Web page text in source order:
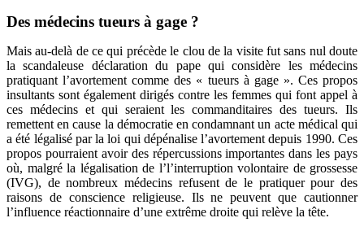
Des médecins tueurs à gage ?
Mais au-delà de ce qui précède le clou de la visite fut sans nul doute
la scandaleuse déclaration du pape qui considère les médecins
pratiquant l’avortement comme des « tueurs à gage ». Ces propos
insultants sont également dirigés contre les femmes qui font appel à
ces médecins et qui seraient les commanditaires des tueurs. Ils
remettent en cause la démocratie en condamnant un acte médical qui
a été légalisé par la loi qui dépénalise l’avortement depuis 1990. Ces
propos pourraient avoir des répercussions importantes dans les pays
où, malgré la légalisation de l’l’interruption volontaire de grossesse
(IVG), de nombreux médecins refusent de le pratiquer pour des
raisons de conscience religieuse. Ils ne peuvent que cautionner
l’influence réactionnaire d’une extrême droite qui relève la tête.